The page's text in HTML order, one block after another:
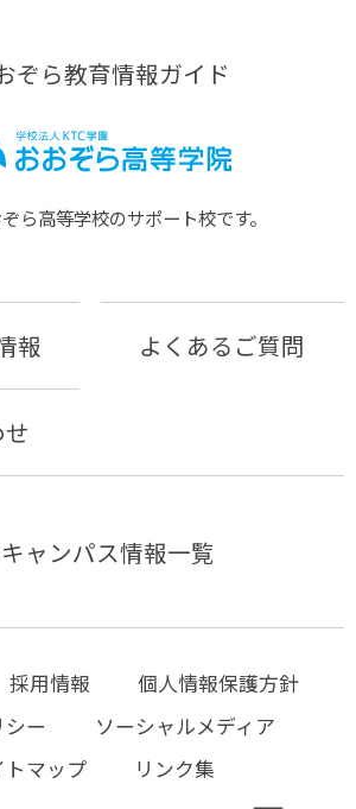
ぞら教育情報ガイド
ら⾼等学校のサポート校です。
報 よくあるご質問
キャンパス情報一覧
採用情報
個人情報保護方針
ー
ソーシャルメディア
トマップ
リンク集